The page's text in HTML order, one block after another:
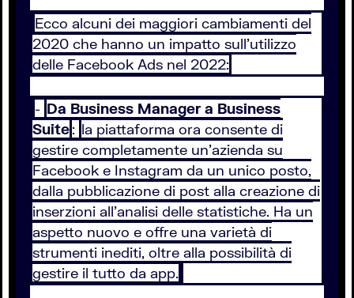
Ecco alcuni dei maggiori cambiamenti del
2020 che hanno un impatto sull'utilizzo
delle Facebook Ads nel 2022:
- Da Business Manager a Business
Suite: la piattaforma ora consente di
gestire completamente un'azienda su
Facebook e Instagram da un unico posto,
dalla pubblicazione di post alla creazione di
inserzioni all'analisi delle statistiche. Ha un
aspetto nuovo e offre una varietà di
strumenti inediti, oltre alla possibilità di
gestire il tutto da app.